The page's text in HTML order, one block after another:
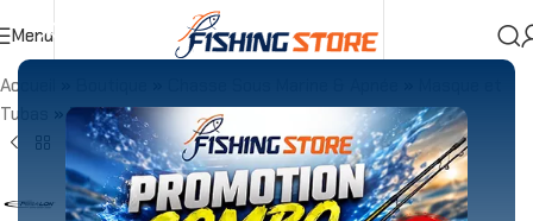
Menu
Accueil
Tubas
»EPSEALON Tuba Seaquest red Fusion camo